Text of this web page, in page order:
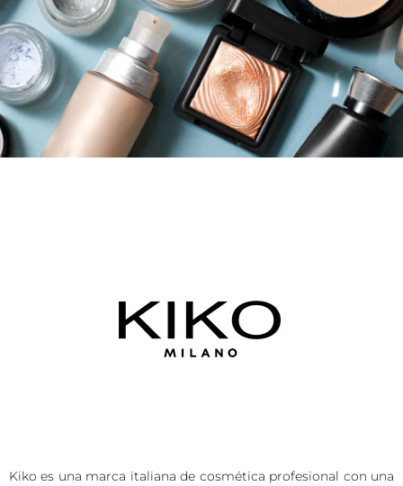
Kiko es una marca italiana de cosmética profesional con una